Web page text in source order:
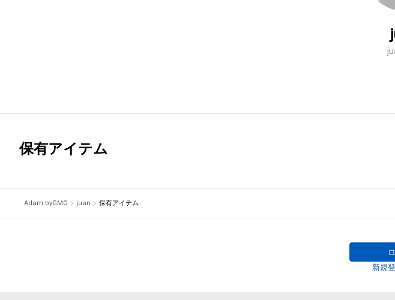
保有アイテム
Adam byGMO juan 保有アイテム
新規